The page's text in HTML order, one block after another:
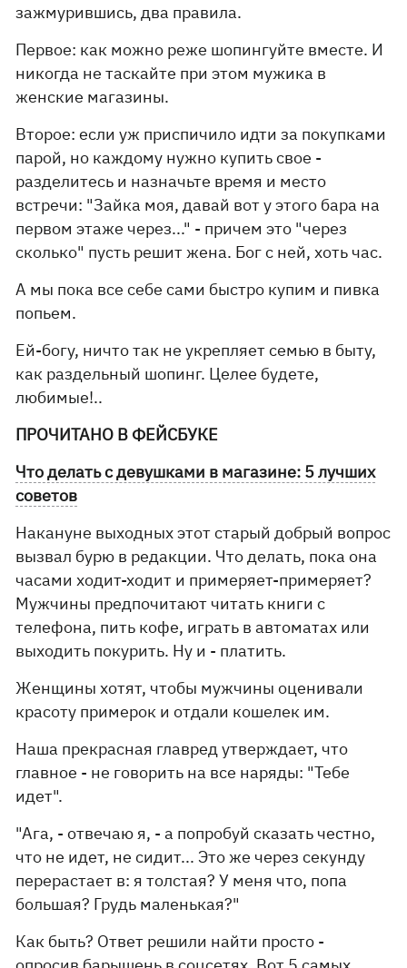
зажмурившись, два правила.
Первое: как можно реже шопингуйте вместе. И
никогда не таскайте при этом мужика в
женские магазины.
Второе: если уж приспичило идти за покупками
парой, но каждому нужно купить свое -
разделитесь и назначьте время и место
встречи: "Зайка моя, давай вот у этого бара на
первом этаже через..." - причем это "через
сколько" пусть решит жена. Бог с ней, хоть час.
А мы пока все себе сами быстро купим и пивка
попьем.
Ей-богу, ничто так не укрепляет семью в быту,
как раздельный шопинг. Целее будете,
любимые!..
ПРОЧИТАНО В ФЕЙСБУКЕ
Что делать с девушками в магазине: 5 лучших
советов
Накануне выходных этот старый добрый вопрос
вызвал бурю в редакции. Что делать, пока она
часами ходит-ходит и примеряет-примеряет?
Мужчины предпочитают читать книги с
телефона, пить кофе, играть в автоматах или
выходить покурить. Ну и - платить.
Женщины хотят, чтобы мужчины оценивали
красоту примерок и отдали кошелек им.
Наша прекрасная главред утверждает, что
главное - не говорить на все наряды: "Тебе
идет".
"Ага, - отвечаю я, - а попробуй сказать честно,
что не идет, не сидит... Это же через секунду
перерастает в: я толстая? У меня что, попа
большая? Грудь маленькая?"
Как быть? Ответ решили найти просто -